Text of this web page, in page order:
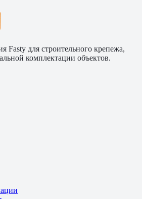
Fasty для строительного крепежа,
комплектации объектов.